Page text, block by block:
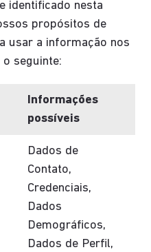
identificado nesta
propósitos de
usar a informação nos
seguinte:
Informações
possíveis
Dados de
Contato,
Credenciais,
Dados
Demográficos,
Dados de Perfil,